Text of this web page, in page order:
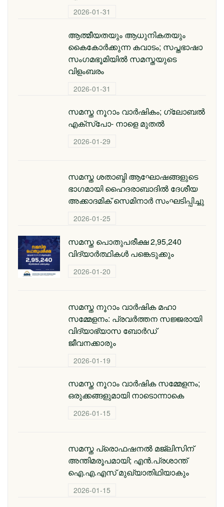
2026-01-31
ആത്മീയതയും ആധുനികതയും
കൈകോർക്കുന്ന കവാടം; സപ്തഭാഷാ
സംഗമഭൂമിയിൽ സമസ്തയുടെ
വിളംബരം
2026-01-31
സമസ്ത നൂറാം വാർഷികം; ഗ്ലോബല്‍
എക്‌സ്‌പോ- നാളെ മുതൽ
2026-01-29
സമസ്ത ശതാബ്ദി ആഘോഷങ്ങളുടെ
ഭാഗമായി ഹൈദരാബാദില്‍ ദേശീയ
അക്കാദമിക് സെമിനാര്‍ സംഘടിപ്പിച്ചു
2026-01-25
സമസ്ത പൊതുപരീക്ഷ 2,95,240
വിദ്യാര്‍ത്ഥികള്‍ പങ്കെടുക്കും
2026-01-20
സമസ്ത നൂറാം വാർഷിക മഹാ
സമ്മേളനം: പ്രവർത്തന സജ്ജരായി
വിദ്യാഭ്യാസ ബോർഡ്
ജീവനക്കാരും
2026-01-19
സമസ്ത നൂറാം വാർഷിക സമ്മേളനം;
ഒരുക്കങ്ങളുമായി നാടൊന്നാകെ
2026-01-15
സമസ്ത പ്രൊഫഷനൽ മജ്‌ലിസിന്
അന്തിമരൂപമായി; എൻ.പ്രശാന്ത്
ഐ.എ.എസ് മുഖ്യാതിഥിയാകും
2026-01-15